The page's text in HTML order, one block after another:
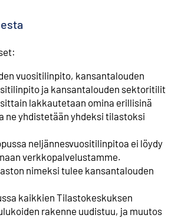
vuositilinpito, kansantalouden
ja kansantalouden sektoritilit
lakkautetaan omina erillisinä
ne yhdistetään yhdeksi tilastoksi
neljännesvuositilinpitoa ei löydy
verkkopalvelustamme.
nimeksi tulee kansantalouden
kaikkien Tilastokeskuksen
rakenne uudistuu, ja muutos